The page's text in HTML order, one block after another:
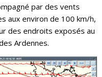
par des vents
aux environ de 100 km/h,
des endroits exposés au
Ardennes.